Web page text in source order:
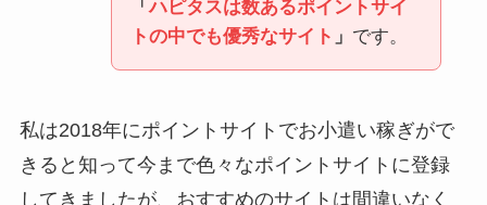
「ハピタスは数あるポイントサイ
トの中でも優秀なサイト 」 です。
私は2018年にポイントサイトでお小遣い稼ぎがで
きると知って今まで色々なポイントサイトに登録
してきましたが、おすすめのサイトは間違いなく